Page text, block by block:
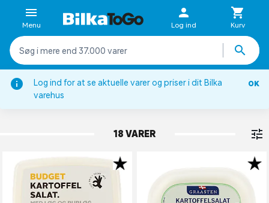
Log ind for at se aktuelle varer og priser i dit Bilka
varehus
OK
Menu Log ind Kurv
Kartoffeltilbehør
KARTOFFELSALAT
18 VARER